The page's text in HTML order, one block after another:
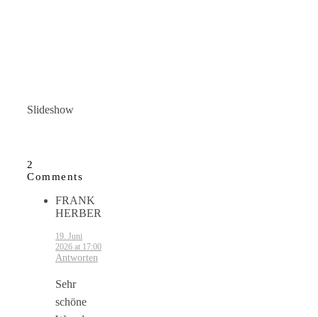
Slideshow
2
Comments
FRANK
HERBER
19. Juni
2026 at 17:00
Antworten
Sehr
schöne